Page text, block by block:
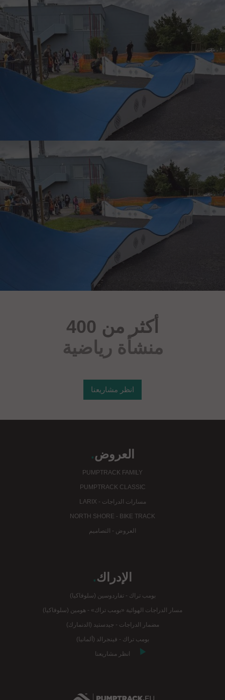
أكثر من 400
منشأة رياضية
انظر مشاريعنا
العروض.
PUMPTRACK FAMILY
PUMPTRACK CLASSIC
مسارات الدراجات - LARIX
NORTH SHORE - BIKE TRACK
العروض - التصاميم
الإدراك.
بومب تراك - تفاردوسين (سلوفاكيا)
مسار الدراجات الهوائية «بومب تراك» - هومين (سلوفاكيا)
مضمار الدراجات - جيدستيد (الدنمارك)
بومب تراك - فينجرالد (ألمانيا)
انظر مشاريعنا